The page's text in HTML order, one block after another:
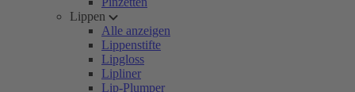
Lippen
Alle anzeigen
Lippenstifte
Lipgloss
Lipliner
Lip-Plumper